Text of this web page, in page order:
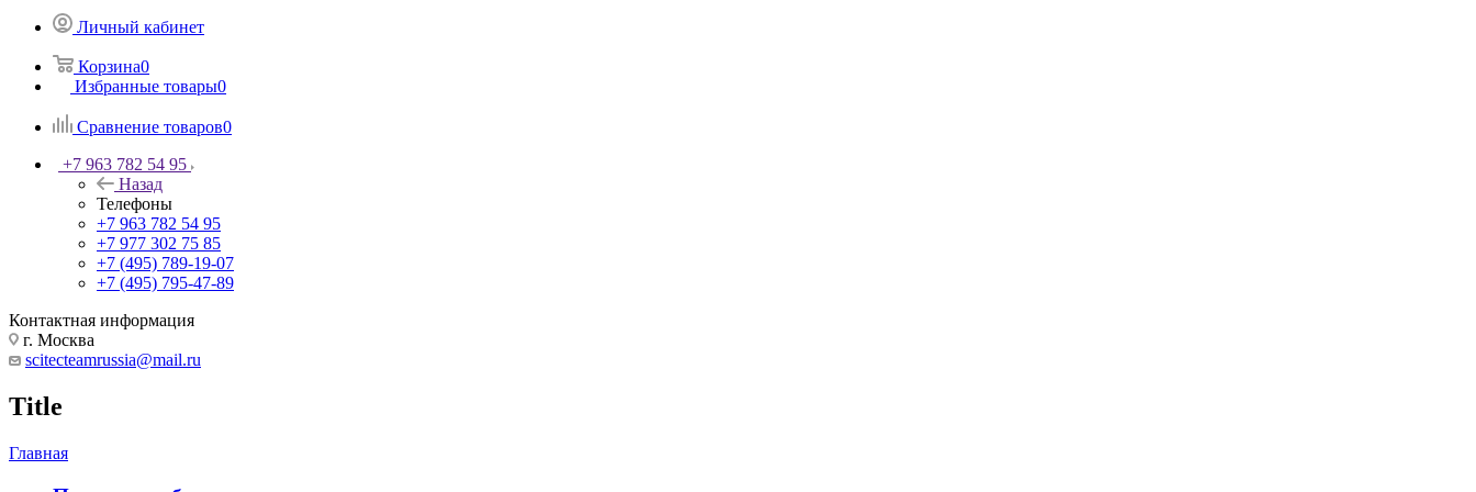
Личный кабинет
Корзина0
Избранные товары0
Сравнение товаров0
+7 963 782 54 95
Назад
Телефоны
+7 963 782 54 95
+7 977 302 75 85
+7 (495) 789-19-07
+7 (495) 795-47-89
Контактная информация
г. Москва
scitecteamrussia@mail.ru
Title
Главная